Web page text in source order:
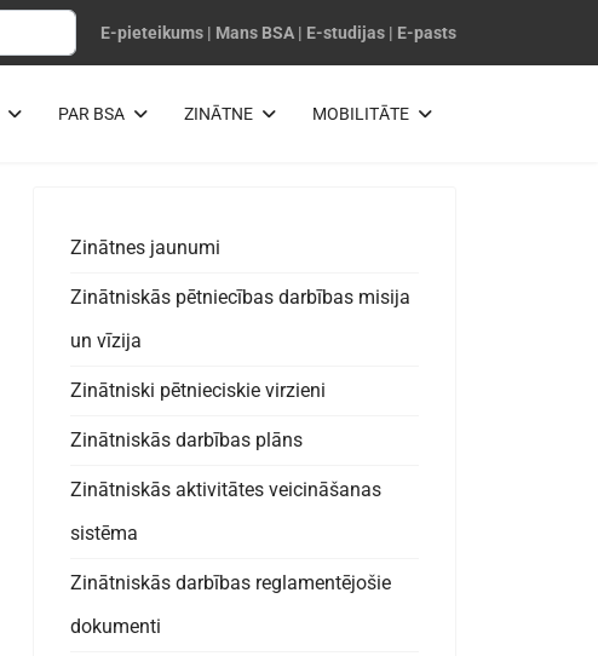
E-pieteikums | Mans BSA | E-studijas | E-pasts
PAR BSA ZINĀTNE MOBILITĀTE
Zinātnes jaunumi
Zinātniskās pētniecības darbības misija
un vīzija
Zinātniski pētnieciskie virzieni
Zinātniskās darbības plāns
Zinātniskās aktivitātes veicināšanas
sistēma
Zinātniskās darbības reglamentējošie
dokumenti